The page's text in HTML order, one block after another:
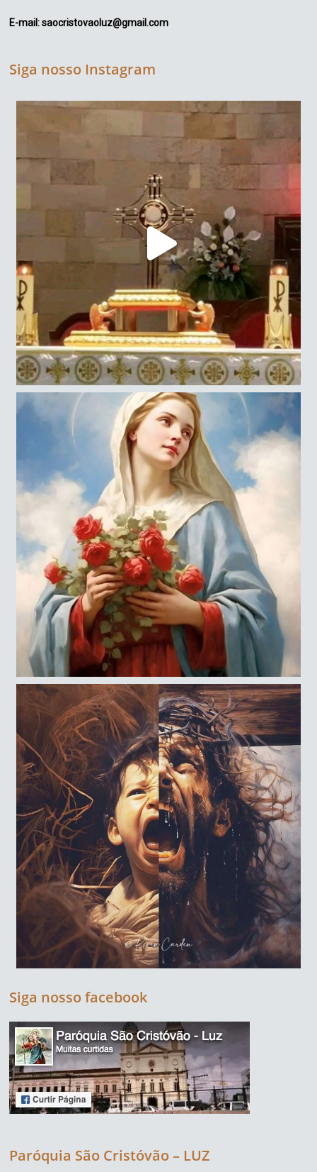
E-mail: saocristovaoluz@gmail.com
Siga nosso Instagram
Siga nosso facebook
Paróquia São Cristóvão – LUZ